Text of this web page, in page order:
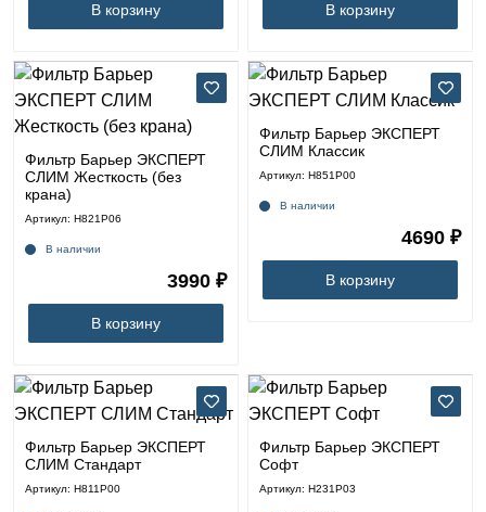
В корзину В корзину
Фильтр Барьер ЭКСПЕРТ
СЛИМ Жесткость (без
крана)
Артикул: Н821Р06
В наличии
3990 ₽
В корзину
Фильтр Барьер ЭКСПЕРТ
СЛИМ Классик
Артикул: Н851Р00
В наличии
4690 ₽
В корзину
Фильтр Барьер ЭКСПЕРТ
СЛИМ Стандарт
Артикул: Н811Р00
Фильтр Барьер ЭКСПЕРТ
Софт
Артикул: Н231Р03